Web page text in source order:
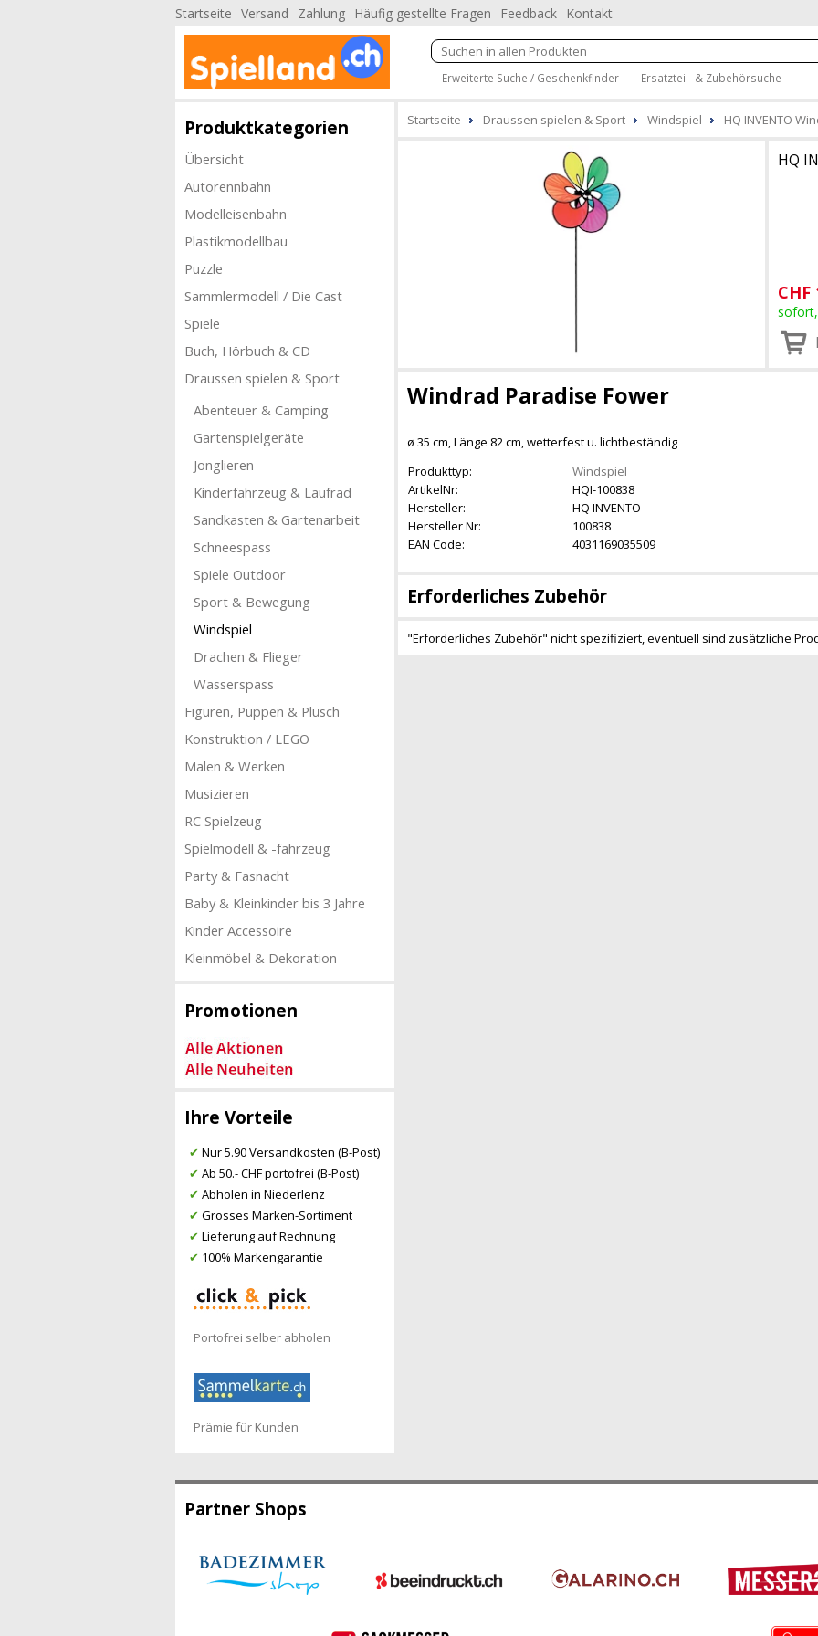
Startseite Versand Zahlung Häufig gestellte Fragen Feedback Kontakt
Erweiterte Suche / Geschenkfinder Ersatzteil- & Zubehörsuche
Produktkategorien
Übersicht
Autorennbahn
Modelleisenbahn
Plastikmodellbau
Puzzle
Sammlermodell / Die Cast
Spiele
Buch, Hörbuch & CD
Draussen spielen & Sport
Abenteuer & Camping
Gartenspielgeräte
Jonglieren
Kinderfahrzeug & Laufrad
Sandkasten & Gartenarbeit
Schneespass
Spiele Outdoor
Sport & Bewegung
Windspiel
Drachen & Flieger
Wasserspass
Figuren, Puppen & Plüsch
Konstruktion / LEGO
Malen & Werken
Musizieren
RC Spielzeug
Spielmodell & -fahrzeug
Party & Fasnacht
Baby & Kleinkinder bis 3 Jahre
Kinder Accessoire
Kleinmöbel & Dekoration
Promotionen
Ihre Vorteile
✔ Nur 5.90 Versandkosten (B-Post)
✔ Ab 50.- CHF portofrei (B-Post)
✔ Abholen in Niederlenz
✔ Grosses Marken-Sortiment
✔ Lieferung auf Rechnung
✔ 100% Markengarantie
Portofrei selber abholen
Prämie für Kunden
Startseite Draussen spielen & Sport Windspiel HQ INVENTO
HQ
CHF
Windrad Paradise Fower
ø 35 cm, Länge 82 cm, wetterfest u. lichtbeständig
Produkttyp:
Windspiel
ArtikelNr:
HQI-100838
Hersteller:
HQ INVENTO
Hersteller Nr:
100838
EAN Code:
4031169035509
Erforderliches Zubehör
"Erforderliches Zubehör" nicht spezifiziert, eventuell sind zusätzliche
Partner Shops